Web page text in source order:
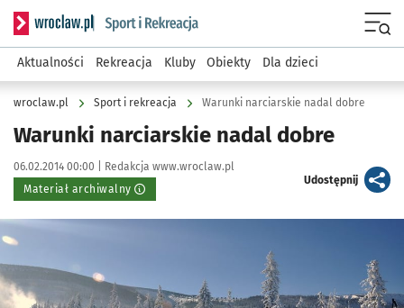
Serwis informacyjny wroclaw.pl podserwis: Sport i rekreacja
Aktualności Rekreacja Kluby Obiekty Dla dzieci
wroclaw.pl Sport i rekreacja Warunki narciarskie nadal dobre
Warunki narciarskie nadal dobre
Data publikacji:
06.02.2014 00:00 | Autor:
Redakcja www.wroclaw.pl
Materiał archiwalny
Udostępnijartykuł
Kliknij, aby powiększyć